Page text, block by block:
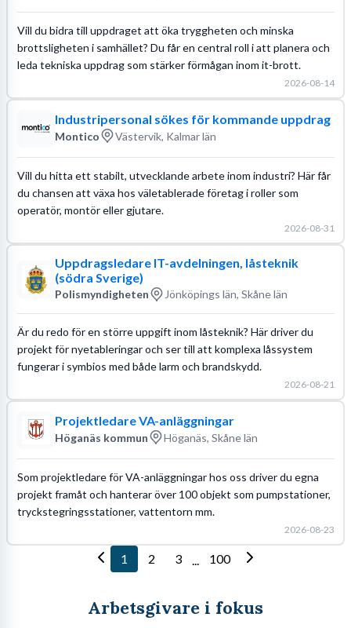
Vill du bidra till uppdraget att öka tryggheten och minska
brottsligheten i samhället? Du får en central roll i att planera och
leda tekniska uppdrag som stärker förmågan inom it-brott.
2026-08-14
Industripersonal sökes för kommande uppdrag
Montico Västervik, Kalmar län
Vill du hitta ett stabilt, utvecklande arbete inom industri? Här får
du chansen att växa hos väletablerade företag i roller som
operatör, montör eller gjutare.
2026-08-31
Uppdragsledare IT-avdelningen, låsteknik
(södra Sverige)
Polismyndigheten Jönköpings län, Skåne län
Är du redo för en större uppgift inom låsteknik? Här driver du
projekt för nyetableringar och ser till att komplexa låssystem
fungerar i symbios med både larm och brandskydd.
2026-08-21
Projektledare VA-anläggningar
Höganäs kommun Höganäs, Skåne län
Som projektledare för VA-anläggningar hos oss driver du egna
projekt framåt och hanterar över 100 objekt som pumpstationer,
tryckstegringsstationer, vattentorn mm.
2026-08-23
1 2 3 ... 100
Arbetsgivare i fokus